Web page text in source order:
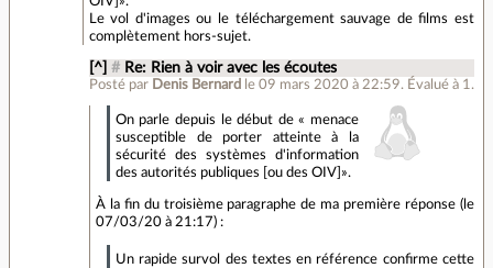
Le vol d'images ou le téléchargement sauvage de films est
complètement hors-sujet.
[^] # Re: Rien à voir avec les écoutes
Posté par Denis Bernard le 09 mars 2020 à 22:59. Évalué à 1 .
On parle depuis le début de « menace
susceptible de porter atteinte à la
sécurité des systèmes d'information
des autorités publiques [ou des OIV]».
À la fin du troisième paragraphe de ma première réponse (le
07/03/20 à 21:17) :
Un rapide survol des textes en référence confirme cette